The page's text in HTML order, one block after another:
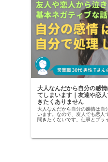
大人なんだから自分の感
てしまいます｜友達や恋
きたくありません
大人なんだから自分の感情は自
います。なので、友人でも恋人
聞きたくないです。仕事とプラ
特に、言ってもしょうがない